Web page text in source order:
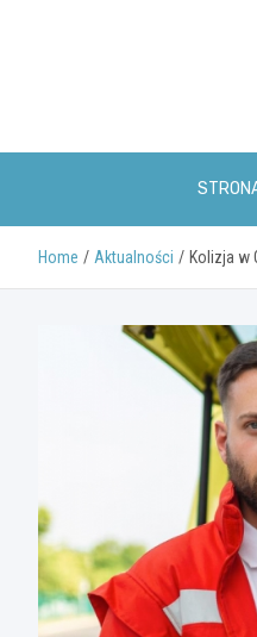
Home Aktualności Kolizja w